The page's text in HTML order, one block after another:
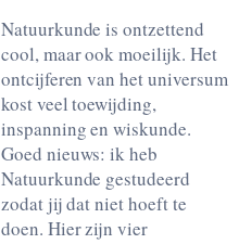
Natuurkunde is ontzettend
cool, maar ook moeilijk. Het
ontcijferen van het universum
kost veel toewijding,
inspanning en wiskunde.
Goed nieuws: ik heb
Natuurkunde gestudeerd
zodat jij dat niet hoeft te
doen. Hier zijn vier